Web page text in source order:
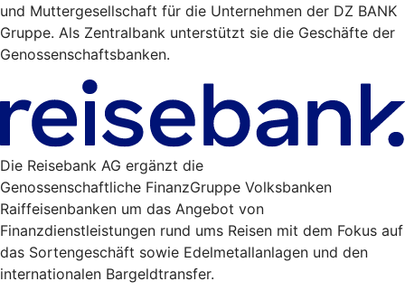
und Muttergesellschaft für die Unternehmen der DZ BANK
Gruppe. Als Zentralbank unterstützt sie die Geschäfte der
Genossenschaftsbanken.
Die Reisebank AG ergänzt die
Genossenschaftliche FinanzGruppe Volksbanken
Raiffeisenbanken um das Angebot von
Finanzdienstleistungen rund ums Reisen mit dem Fokus auf
das Sortengeschäft sowie Edelmetallanlagen und den
internationalen Bargeldtransfer.